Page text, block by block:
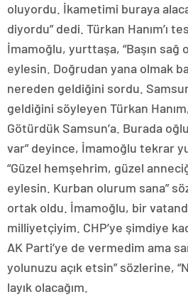
oluyordu. İkametimi buraya
diyordu” dedi. Türkan Hanım’ı
İmamoğlu, yurttaşa, “Başın sağ
eylesin. Doğrudan yana olmak
nereden geldiğini sordu.
geldiğini söyleyen Türkan
Götürdük Samsun’a. Burada
var” deyince, İmamoğlu tekrar
“Güzel hemşehrim, güzel
eylesin. Kurban olurum sana”
ortak oldu. İmamoğlu, bir
milliyetçiyim. CHP’ye şimdiye
AK Parti’ye de vermedim ama
yolunuzu açık etsin” sözlerine,
layık olacağım.